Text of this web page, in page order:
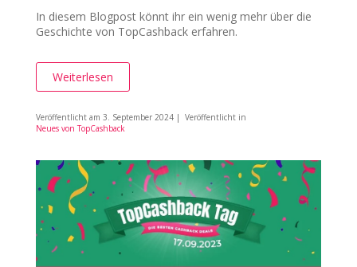
In diesem Blogpost könnt ihr ein wenig mehr über die
Geschichte von TopCashback erfahren.
Weiterlesen
Veröffentlicht am 3. September 2024| Veröffentlicht in
Neues von TopCashback